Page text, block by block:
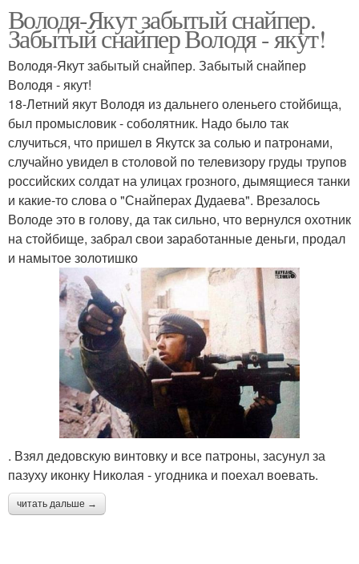
Володя-Якут забытый снайпер.
Забытый снайпер Володя - якут!
Володя-Якут забытый снайпер. Забытый снайпер
Володя - якут!
18-Летний якут Володя из дальнего оленьего стойбища,
был промысловик - соболятник. Надо было так
случиться, что пришел в Якутск за солью и патронами,
случайно увидел в столовой по телевизору груды трупов
российских солдат на улицах грозного, дымящиеся танки
и какие-то слова о "Снайперах Дудаева". Врезалось
Володе это в голову, да так сильно, что вернулся охотник
на стойбище, забрал свои заработанные деньги, продал
и намытое золотишко
. Взял дедовскую винтовку и все патроны, засунул за
пазуху иконку Николая - угодника и поехал воевать.
читать дальше →